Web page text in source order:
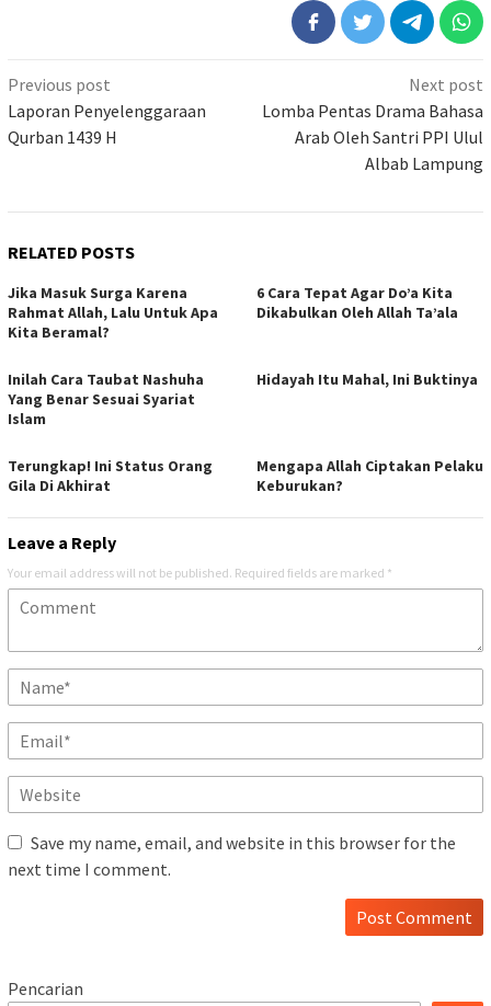
Previous post
Laporan Penyelenggaraan
Qurban 1439 H
Next post
Lomba Pentas Drama Bahasa
Arab Oleh Santri PPI Ulul
Albab Lampung
RELATED POSTS
Jika Masuk Surga Karena
Rahmat Allah, Lalu Untuk Apa
Kita Beramal?
6 Cara Tepat Agar Do’a Kita
Dikabulkan Oleh Allah Ta’ala
Inilah Cara Taubat Nashuha
Yang Benar Sesuai Syariat
Islam
Hidayah Itu Mahal, Ini Buktinya
Terungkap! Ini Status Orang
Gila Di Akhirat
Mengapa Allah Ciptakan Pelaku
Keburukan?
Leave a Reply
Your email address will not be published. Required fields are marked *
Save my name, email, and website in this browser for the
next time I comment.
Pencarian